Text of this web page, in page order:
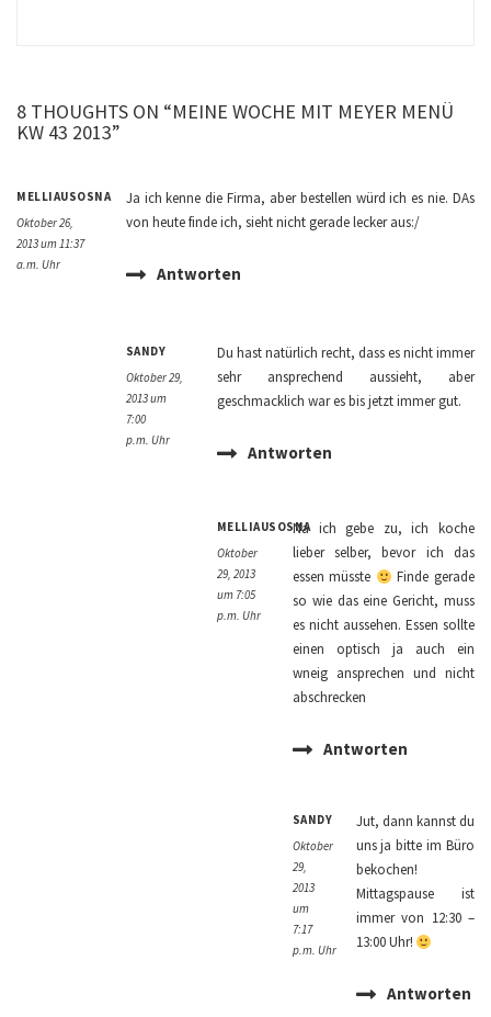
8 THOUGHTS ON “MEINE WOCHE MIT MEYER MENÜ
KW 43 2013”
MELLIAUSOSNA
Oktober 26,
2013 um 11:37
a.m. Uhr
Ja ich kenne die Firma, aber bestellen würd ich es nie. DAs
von heute finde ich, sieht nicht gerade lecker aus:/
Antworten
SANDY
Oktober 29,
2013 um
7:00
p.m. Uhr
Du hast natürlich recht, dass es nicht immer
sehr ansprechend aussieht, aber
geschmacklich war es bis jetzt immer gut.
Antworten
MELLIAUSOSNA
Oktober
29, 2013
um 7:05
p.m. Uhr
Na ich gebe zu, ich koche
lieber selber, bevor ich das
essen müsste
Finde gerade
so wie das eine Gericht, muss
es nicht aussehen. Essen sollte
einen optisch ja auch ein
wneig ansprechen und nicht
abschrecken
Antworten
SANDY
Oktober
29,
2013
um
7:17
p.m. Uhr
Jut, dann kannst du
uns ja bitte im Büro
bekochen!
Mittagspause ist
immer von 12:30 –
13:00 Uhr!
Antworten